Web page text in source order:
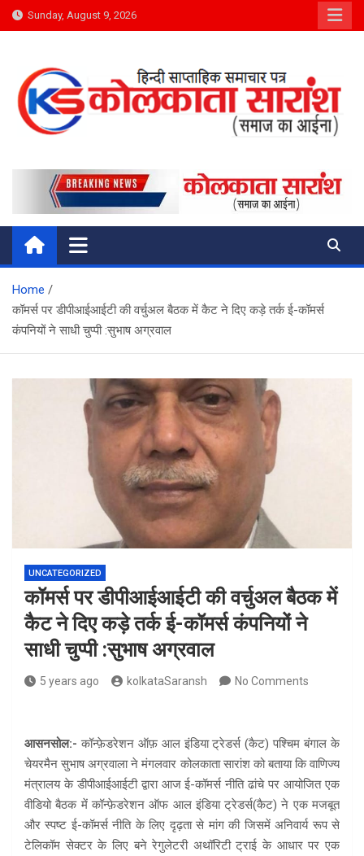
Skip
to
Sunday, August 9, 2026
Kolkata Saransh News
समाज का आईना
Home
कॉमर्स पर डीपीआईआईटी की वर्चुअल बैठक में कैट ने दिए कड़े तर्क ई-कॉमर्स
कंपनियों ने साधी चुप्पी :सुभाष अग्रवाल
UNCATEGORIZED
कॉमर्स पर डीपीआईआईटी की वर्चुअल बैठक में
कैट ने दिए कड़े तर्क ई-कॉमर्स कंपनियों ने
साधी चुप्पी :सुभाष अग्रवाल
5 years ago kolkataSaransh No Comments
आसनसोल:- कॉन्फ़ेडरेशन ऑफ़ आल इंडिया ट्रेडर्स (कैट) पश्चिम बंगाल के
चेयरमैन सुभाष अग्रवाला ने मंगलवार कोलकाता सारांश को बताया कि वाणिज्य
मंत्रालय के डीपीआईआईटी द्वारा आज ई-कॉमर्स नीति ढांचे पर आयोजित एक
वीडियो बैठक में कॉन्फ़ेडरेशन ऑफ आल इंडिया ट्रेडर्स(कैट) ने एक मजबूत
और स्पष्ट ई-कॉमर्स नीति के लिए दृढ़ता से मांग की जिसमें अनिवार्य रूप से
टेलिकॉम सेक्टर के लिए बने रेगुलेटरी अथॉरिटी ट्राई के आधार पर एक